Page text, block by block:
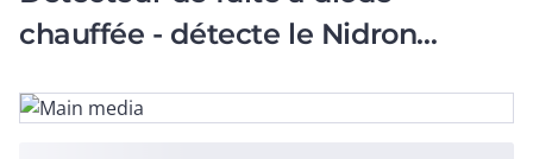
chauffée - détecte le Nidron